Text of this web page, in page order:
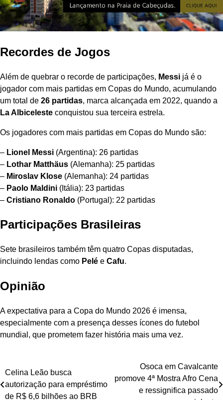
Recordes de Jogos
Além de quebrar o recorde de participações, Messi já é o
jogador com mais partidas em Copas do Mundo, acumulando
um total de 26 partidas, marca alcançada em 2022, quando a
La Albiceleste conquistou sua terceira estrela.
Os jogadores com mais partidas em Copas do Mundo são:
– Lionel Messi (Argentina): 26 partidas
– Lothar Matthäus (Alemanha): 25 partidas
– Miroslav Klose (Alemanha): 24 partidas
– Paolo Maldini (Itália): 23 partidas
– Cristiano Ronaldo (Portugal): 22 partidas
Participações Brasileiras
Sete brasileiros também têm quatro Copas disputadas,
incluindo lendas como Pelé e Cafu.
Opinião
A expectativa para a Copa do Mundo 2026 é imensa,
especialmente com a presença desses ícones do futebol
mundial, que prometem fazer história mais uma vez.
Navegação
de
Celina Leão busca
autorização para empréstimo
de R$ 6,6 bilhões ao BRB
Osoca em Cavalcante
promove 4ª Mostra Afro Cena
e ressignifica passado